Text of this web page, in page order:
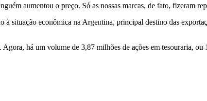
aumentou o preço. Só as nossas marcas, de fato, fizeram
situação econômica na Argentina, principal destino das
há um volume de 3,87 milhões de ações em tesouraria, ou